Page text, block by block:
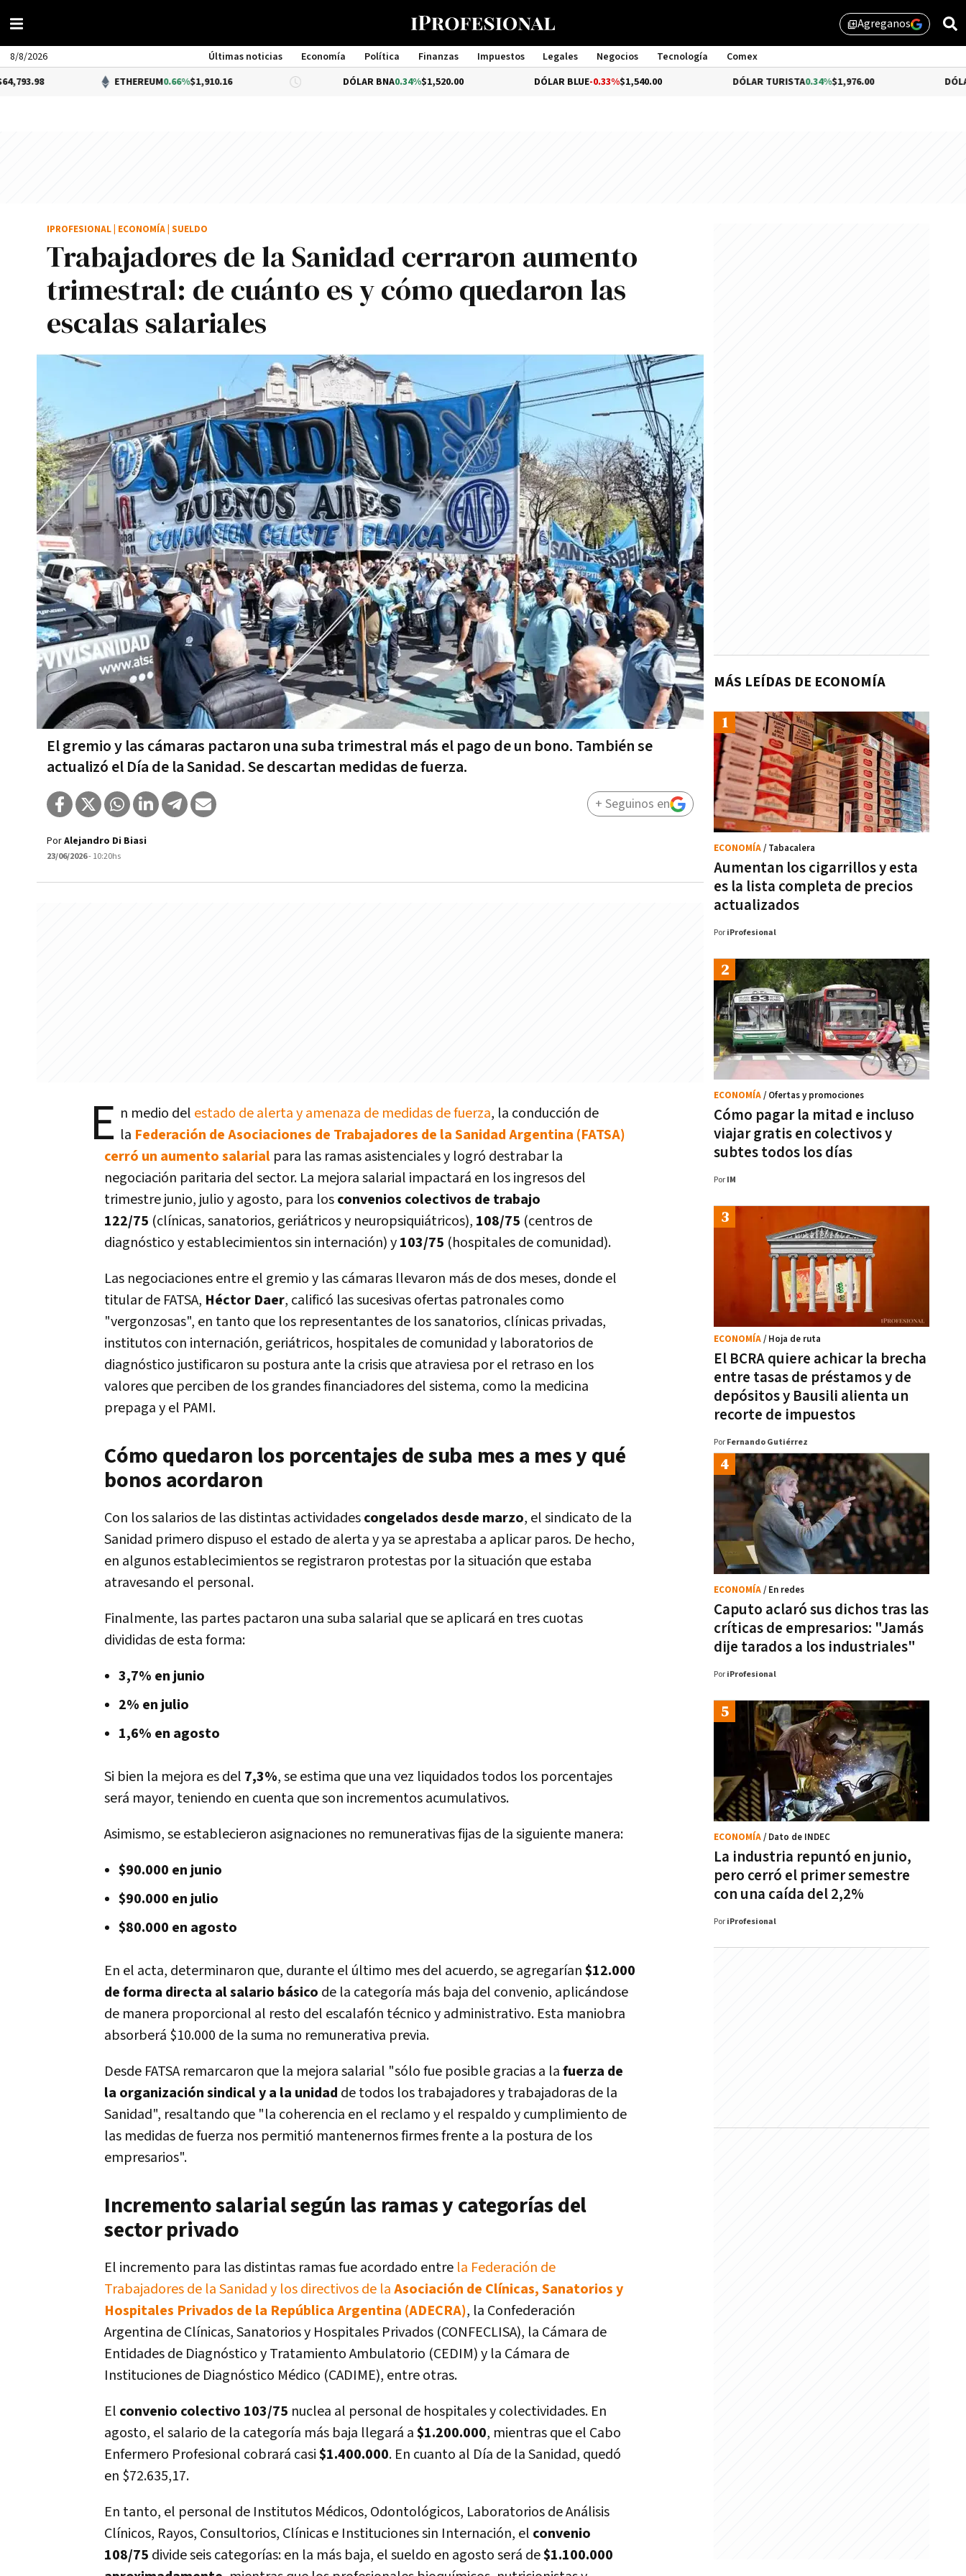
library_addAgreganos
8/8/2026 Últimas noticias Economía Política Finanzas Impuestos Legales Negocios Tecnología
Comex
Management
ETHEREUM 0.66%$1,910.16 DÓLAR BNA0.34%$1,520.00 DÓLAR BLUE-0.33%$1,540.00 DÓLAR TURISTA0.34%$1,976.00 DÓLAR MEP
Trabajadores de la Sanidad cerraron aumento
trimestral: de cuánto es y cómo quedaron las
escalas salariales
El gremio y las cámaras pactaron una suba trimestral más el pago de un bono. También se
actualizó el Día de la Sanidad. Se descartan medidas de fuerza.
IPROFESIONAL ECONOMÍA SUELDO
PorAlejandro Di Biasi
23/06/2026- 10:20hs
+ Seguinos en
E n medio del estado de alerta y amenaza de medidas de fuerza, la conducción de
la Federación de Asociaciones de Trabajadores de la Sanidad Argentina (FATSA)
cerró un aumento salarial para las ramas asistenciales y logró destrabar la
negociación paritaria del sector. La mejora salarial impactará en los ingresos del
trimestre junio, julio y agosto, para losconvenios colectivos de trabajo
122/75 (clínicas, sanatorios, geriátricos y neuropsiquiátricos), 108/75 (centros de
diagnóstico y establecimientos sin internación) y103/75 (hospitales de comunidad).
Las negociaciones entre el gremio y las cámaras llevaron más de dos meses, donde el
titular de FATSA, Héctor Daer, calificó las sucesivas ofertas patronales como
"vergonzosas", en tanto que los representantes de los sanatorios, clínicas privadas,
institutos con internación, geriátricos, hospitales de comunidad y laboratorios de
diagnóstico justificaron su postura ante la crisis que atraviesa por el retraso en los
valores que perciben de los grandes financiadores del sistema, como la medicina
prepaga y el PAMI.
Cómo quedaron los porcentajes de suba mes a mes y qué
bonos acordaron
Con los salarios de las distintas actividadescongelados desde marzo, el sindicato de la
Sanidad primero dispuso el estado de alerta y ya se aprestaba a aplicar paros. De hecho,
en algunos establecimientos se registraron protestas por la situación que estaba
atravesando el personal.
Finalmente, las partes pactaron una suba salarial que se aplicará en tres cuotas
divididas de esta forma:
3,7% en junio
2% en julio
1,6% en agosto
Si bien la mejora es del 7,3%, se estima que una vez liquidados todos los porcentajes
será mayor, teniendo en cuenta que son incrementos acumulativos.
Asimismo, se establecieron asignaciones no remunerativas fijas de la siguiente manera:
$90.000 en junio
$90.000 en julio
$80.000 en agosto
En el acta, determinaron que, durante el último mes del acuerdo, se agregarían$12.000
de forma directa al salario básico de la categoría más baja del convenio, aplicándose
de manera proporcional al resto del escalafón técnico y administrativo. Esta maniobra
absorberá $10.000 de la suma no remunerativa previa.
Desde FATSA remarcaron que la mejora salarial "sólo fue posible gracias a lafuerza de
la organización sindical y a la unidad de todos los trabajadores y trabajadoras de la
Sanidad", resaltando que "la coherencia en el reclamo y el respaldo y cumplimiento de
las medidas de fuerza nos permitió mantenernos firmes frente a la postura de los
empresarios".
Incremento salarial según las ramas y categorías del
sector privado
El incremento para las distintas ramas fue acordado entre la Federación de
Trabajadores de la Sanidad y los directivos de laAsociación de Clínicas, Sanatorios y
Hospitales Privados de la República Argentina (ADECRA), la Confederación
Argentina de Clínicas, Sanatorios y Hospitales Privados (CONFECLISA), la Cámara de
Entidades de Diagnóstico y Tratamiento Ambulatorio (CEDIM) y la Cámara de
Instituciones de Diagnóstico Médico (CADIME), entre otras.
El convenio colectivo 103/75 nuclea al personal de hospitales y colectividades. En
agosto, el salario de la categoría más baja llegará a$1.200.000, mientras que el Cabo
Enfermero Profesional cobrará casi$1.400.000. En cuanto al Día de la Sanidad, quedó
en $72.635,17.
En tanto, el personal de Institutos Médicos, Odontológicos, Laboratorios de Análisis
Clínicos, Rayos, Consultorios, Clínicas e Instituciones sin Internación, el convenio
108/75 divide seis categorías: en la más baja, el sueldo en agosto será de$1.100.000
MÁS LEÍDAS DE ECONOMÍA
Aumentan los cigarrillos y esta
es la lista completa de precios
actualizados
ECONOMÍA/ Tabacalera
Por iProfesional
Cómo pagar la mitad e incluso
viajar gratis en colectivos y
subtes todos los días
ECONOMÍA/ Ofertas y promociones
Por IM
El BCRA quiere achicar la brecha
entre tasas de préstamos y de
depósitos y Bausili alienta un
recorte de impuestos
ECONOMÍA/ Hoja de ruta
Por Fernando Gutiérrez
Caputo aclaró sus dichos tras las
críticas de empresarios: "Jamás
dije tarados a los industriales"
ECONOMÍA/ En redes
Por iProfesional
La industria repuntó en junio,
pero cerró el primer semestre
con una caída del 2,2%
ECONOMÍA/ Dato de INDEC
Por iProfesional